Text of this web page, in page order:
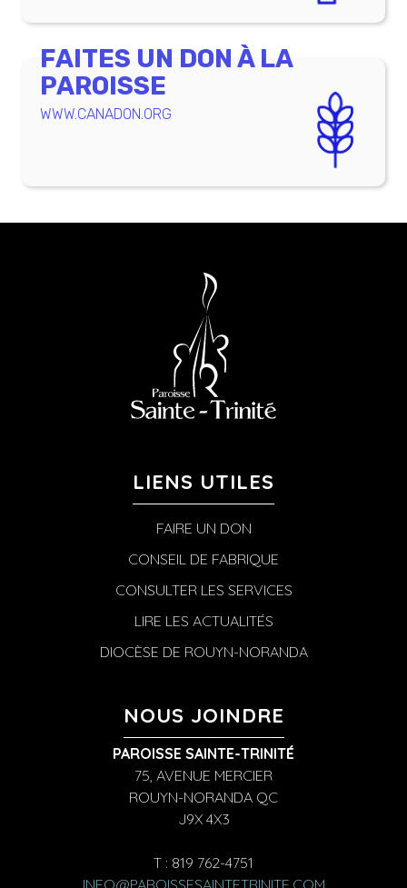
FAITES UN DON À LA
PAROISSE
WWW.CANADON.ORG
LIENS UTILES
FAIRE UN DON
CONSEIL DE FABRIQUE
CONSULTER LES SERVICES
LIRE LES ACTUALITÉS
DIOCÈSE DE ROUYN-NORANDA
NOUS JOINDRE
PAROISSE SAINTE-TRINITÉ
75, AVENUE MERCIER
ROUYN-NORANDA QC
J9X 4X3
T : 819 762-4751